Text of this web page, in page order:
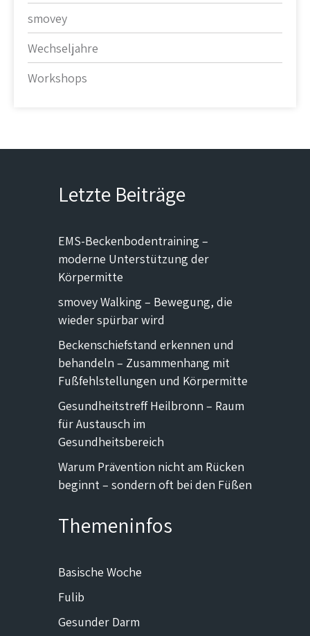
smovey
Wechseljahre
Workshops
Letzte Beiträge
EMS-Beckenbodentraining –
moderne Unterstützung der
Körpermitte
smovey Walking – Bewegung, die
wieder spürbar wird
Beckenschiefstand erkennen und
behandeln – Zusammenhang mit
Fußfehlstellungen und Körpermitte
Gesundheitstreff Heilbronn – Raum
für Austausch im
Gesundheitsbereich
Warum Prävention nicht am Rücken
beginnt – sondern oft bei den Füßen
Themeninfos
Basische Woche
Fulib
Gesunder Darm